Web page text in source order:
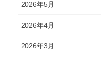
2026年5月
2026年4月
2026年3月